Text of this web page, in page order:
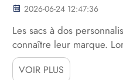
2026-06-24 12:47:36
Les sacs à dos
connaître leur marque.
marque. Cela est
entreprise lorsqu’ils
VOIR PLUS